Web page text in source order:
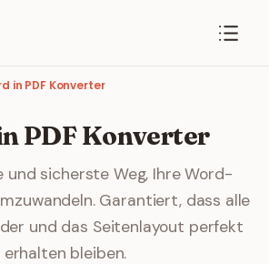
in PDF Konverter
PDF Konverter
und sicherste Weg, Ihre Word-
Garantiert, dass alle
und das Seitenlayout perfekt
erhalten bleiben.